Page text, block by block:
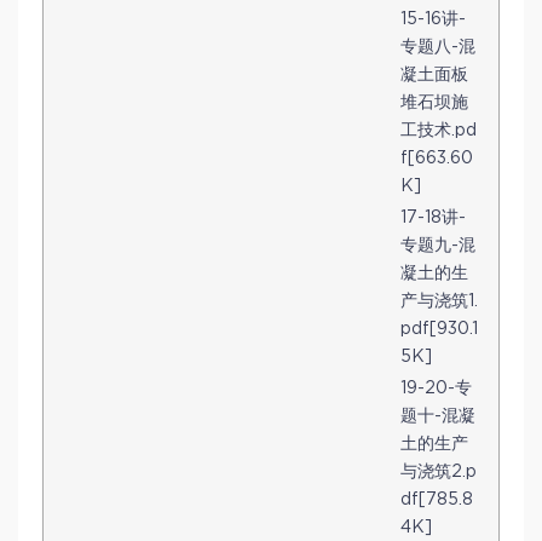
15-16讲-
专题八-混
凝土面板
堆石坝施
工技术.pd
f[663.60
K]
17-18讲-
专题九-混
凝土的生
产与浇筑1.
pdf[930.1
5K]
19-20-专
题十-混凝
土的生产
与浇筑2.p
df[785.8
4K]